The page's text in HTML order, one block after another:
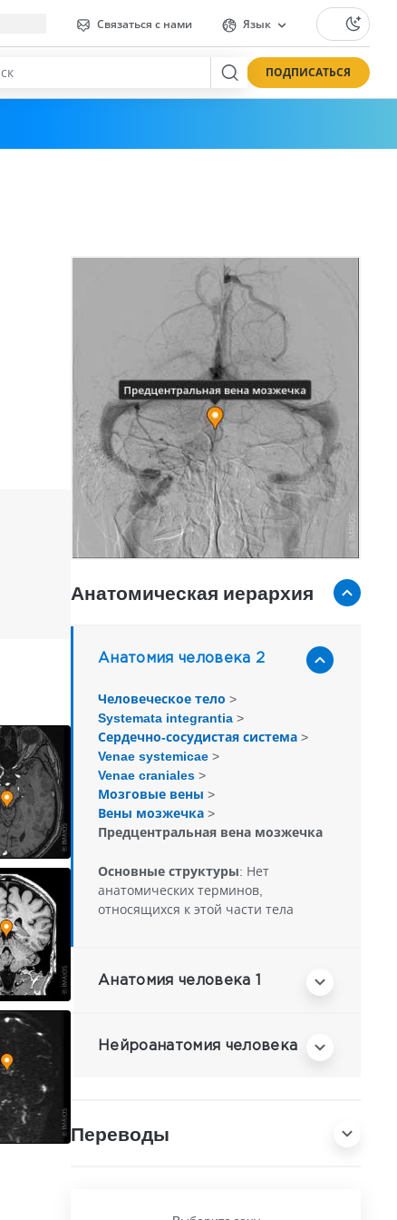
Связаться с нами Язык
ПОДПИСАТЬСЯ
Анатомическая иерархия
Анатомия человека 2
Человеческое тело >
Systemata integrantia >
Сердечно-сосудистая система >
Venae systemicae >
Venae craniales >
Мозговые вены >
Вены мозжечка >
Предцентральная вена мозжечка
Основные структуры: Нет
анатомических терминов,
относящихся к этой части тела
Анатомия человека 1
Нейроанатомия человека
Переводы